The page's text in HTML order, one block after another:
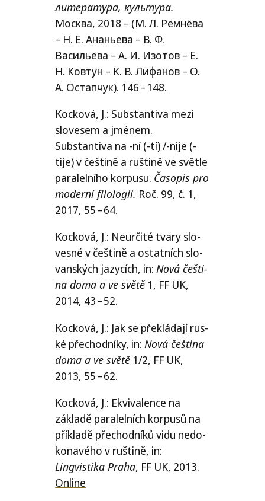
литература, культура.
Москва, 2018 – (М. Л. Ремнёва
– Н. Е. Ананьева – В. Ф.
Васильева – А. И. Изотов – Е.
Н. Ковтун – К. В. Лифанов – О.
А. Остапчук). 146 – 148.
Kocková, J.: Substantiva mezi
slo­ve­sem a jmé­nem.
Substantiva na ‑ní (-tí) /​‑nije (-
tije) v češ­ti­ně a ruš­ti­ně ve svět­le
para­lel­ní­ho kor­pu­su. Časopis pro
moder­ní filo­lo­gii. Roč. 99, č. 1,
2017, 55 – 64.
Kocková, J.: Neurčité tva­ry slo­
ves­né v češ­ti­ně a ostat­ních slo­
van­ských jazy­cích, in:Nová češ­ti­
na doma a ve svě­tě 1, FF UK,
2014, 43 – 52.
Kocková, J.: Jak se pře­klá­da­jí rus­
ké pře­chod­ní­ky, in: Nová češ­ti­na
doma a ve svě­tě 1/​2, FF UK,
2013, 55 – 62.
Kocková, J.: Ekvivalence na
zákla­dě para­lel­ních kor­pu­sů na
pří­kla­dě pře­chod­ní­ků vidu nedo­
ko­na­vé­ho v ruš­ti­ně, in:
Lingvistika Praha, FF UK, 2013.
Online